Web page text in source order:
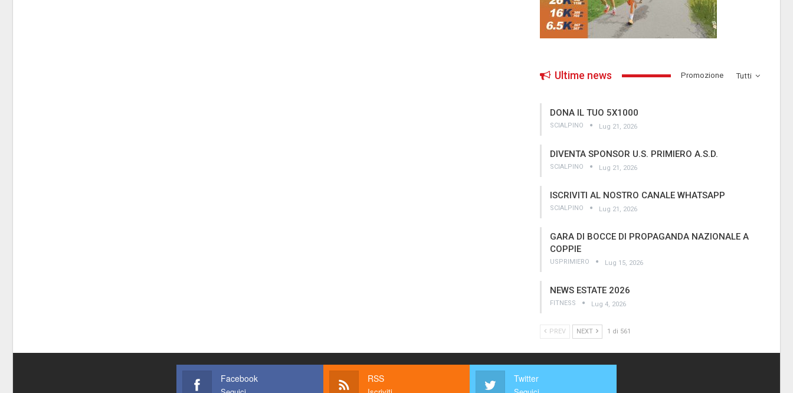
Tutti
Ultime news ­Promozione
DONA IL TUO 5X1000
SCIALPINO Lug 21, 2026
DIVENTA SPONSOR U.S. PRIMIERO A.S.D.
SCIALPINO Lug 21, 2026
ISCRIVITI AL NOSTRO CANALE WHATSAPP
SCIALPINO Lug 21, 2026
GARA DI BOCCE DI PROPAGANDA NAZIONALE A
COPPIE
USPRIMIERO Lug 15, 2026
NEWS ESTATE 2026
FITNESS Lug 4, 2026
PREV NEXT 1 di 561
Facebook RSS Twitter